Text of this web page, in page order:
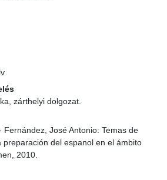
zárthelyi dolgozat.
José Antonio: Temas de
del espanol en el ámbito
2010.